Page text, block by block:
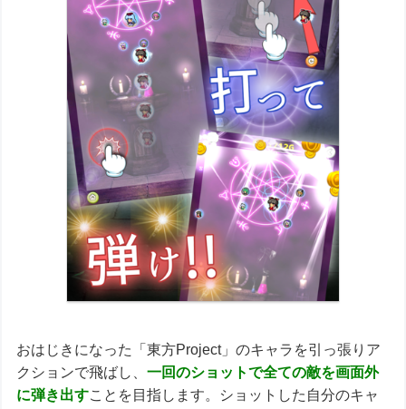
おはじきになった「東方Project」のキャラを引っ張りア
クションで飛ばし、一回のショットで全ての敵を画面外
に弾き出すことを目指します。ショットした自分のキャ